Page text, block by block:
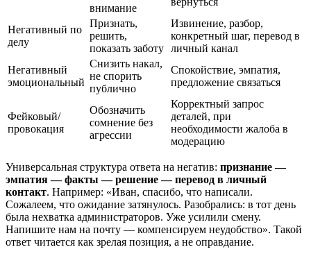
внимание
Негативный по
делу
Признать,
решить,
показать заботу
Извинение, разбор,
конкретный шаг, перевод в
личный канал
Негативный
эмоциональный
Снизить накал,
не спорить
публично
Спокойствие, эмпатия,
предложение связаться
Фейковый/
провокация
Обозначить
сомнение без
агрессии
Корректный запрос
деталей, при
необходимости жалоба в
модерацию
Универсальная структура ответа на негатив: признание —
эмпатия — факты — решение — перевод в личный
контакт. Например: «Иван, спасибо, что написали.
Сожалеем, что ожидание затянулось. Разобрались: в тот день
была нехватка администраторов. Уже усилили смену.
Напишите нам на почту — компенсируем неудобство». Такой
ответ читается как зрелая позиция, а не оправдание.